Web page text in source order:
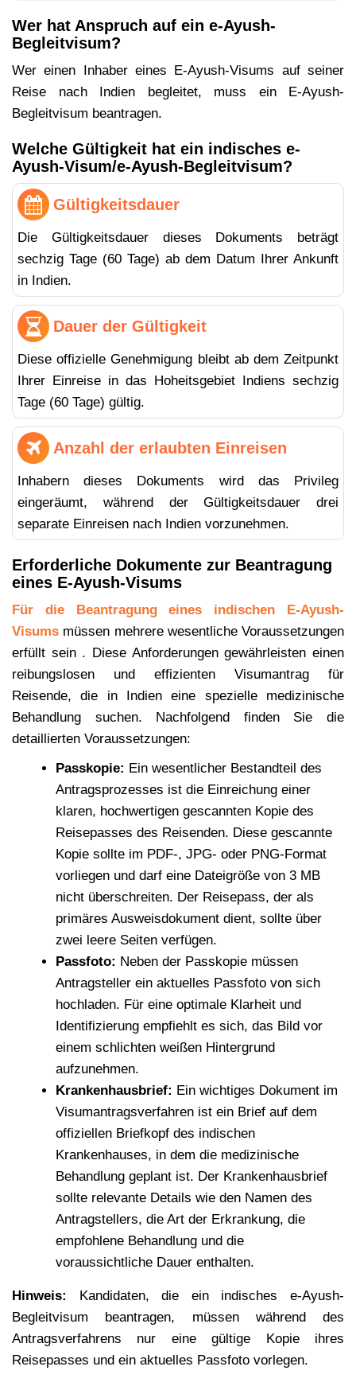
Wer hat Anspruch auf ein e-Ayush-
Begleitvisum?
Wer einen Inhaber eines E-Ayush-Visums auf seiner
Reise nach Indien begleitet, muss ein E-Ayush-
Begleitvisum beantragen.
Welche Gültigkeit hat ein indisches e-
Ayush-Visum/e-Ayush-Begleitvisum?
Gültigkeitsdauer
Die Gültigkeitsdauer dieses Dokuments beträgt
sechzig Tage (60 Tage) ab dem Datum Ihrer Ankunft
in Indien.
Dauer der Gültigkeit
Diese offizielle Genehmigung bleibt ab dem Zeitpunkt
Ihrer Einreise in das Hoheitsgebiet Indiens sechzig
Tage (60 Tage) gültig.
Anzahl der erlaubten Einreisen
Inhabern dieses Dokuments wird das Privileg
eingeräumt, während der Gültigkeitsdauer drei
separate Einreisen nach Indien vorzunehmen.
Erforderliche Dokumente zur Beantragung
eines E-Ayush-Visums
Für die Beantragung eines indischen E-Ayush-
Visums müssen mehrere wesentliche Voraussetzungen
erfüllt sein . Diese Anforderungen gewährleisten einen
reibungslosen und effizienten Visumantrag für
Reisende, die in Indien eine spezielle medizinische
Behandlung suchen. Nachfolgend finden Sie die
detaillierten Voraussetzungen:
Passkopie: Ein wesentlicher Bestandteil des
Antragsprozesses ist die Einreichung einer
klaren, hochwertigen gescannten Kopie des
Reisepasses des Reisenden. Diese gescannte
Kopie sollte im PDF-, JPG- oder PNG-Format
vorliegen und darf eine Dateigröße von 3 MB
nicht überschreiten. Der Reisepass, der als
primäres Ausweisdokument dient, sollte über
zwei leere Seiten verfügen.
Passfoto: Neben der Passkopie müssen
Antragsteller ein aktuelles Passfoto von sich
hochladen. Für eine optimale Klarheit und
Identifizierung empfiehlt es sich, das Bild vor
einem schlichten weißen Hintergrund
aufzunehmen.
Krankenhausbrief: Ein wichtiges Dokument im
Visumantragsverfahren ist ein Brief auf dem
offiziellen Briefkopf des indischen
Krankenhauses, in dem die medizinische
Behandlung geplant ist. Der Krankenhausbrief
sollte relevante Details wie den Namen des
Antragstellers, die Art der Erkrankung, die
empfohlene Behandlung und die
voraussichtliche Dauer enthalten.
Hinweis:
Kandidaten, die ein indisches e-Ayush-
Begleitvisum beantragen, müssen während des
Antragsverfahrens nur eine gültige Kopie ihres
Reisepasses und ein aktuelles Passfoto vorlegen.